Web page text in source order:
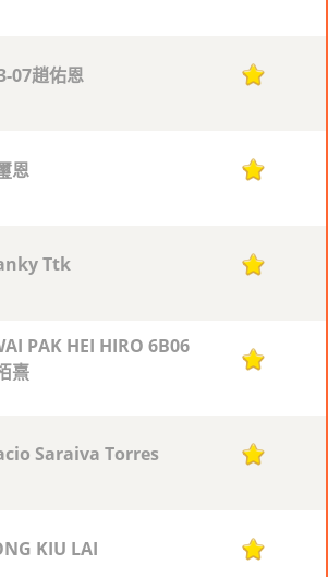
07趙佑恩 1
恩 1
Ttk 1
PAK HEI HIRO 6B06
熹
1
Saraiva Torres 1
KIU LAI 1